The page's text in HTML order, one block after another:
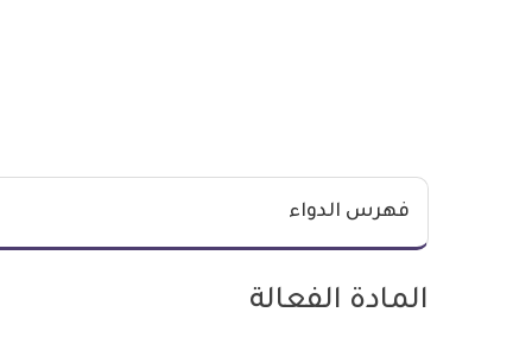
فهرس الدواء
المادة الفعالة